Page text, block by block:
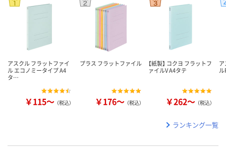
アスクル フラットファイ
ル エコノミータイプ A4
タ…
￥115～ （税込）
プラス フラットファイル
￥176～ （税込）
【紙製】 コクヨ フラットフ
ァイルV A4タテ
￥262～ （税込）
ランキング一覧